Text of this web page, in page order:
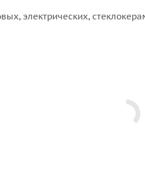
электрических,